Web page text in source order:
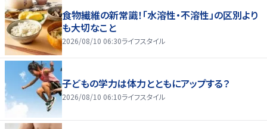
食物繊維の新常識！「水溶性・不溶性」の区別より
も大切なこと
2026/08/10 06:30ライフスタイル
子どもの学力は体力とともにアップする？
2026/08/10 06:10ライフスタイル